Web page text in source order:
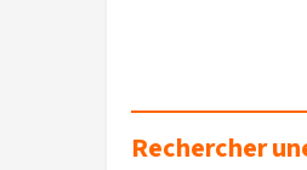
Rechercher